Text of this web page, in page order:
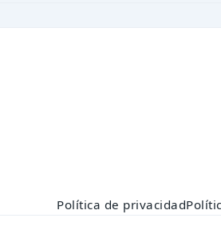
Política de privacidad